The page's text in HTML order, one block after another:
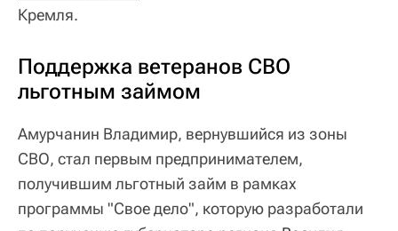
Кремля.
Поддержка ветеранов СВО
льготным займом
Амурчанин Владимир, вернувшийся из зоны
СВО, стал первым предпринимателем,
получившим льготный займ в рамках
программы "Свое дело", которую разработали